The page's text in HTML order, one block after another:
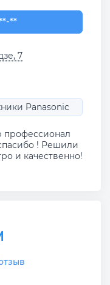
08
**
7
Panasonic
профессионал
! Решили
и качественно!